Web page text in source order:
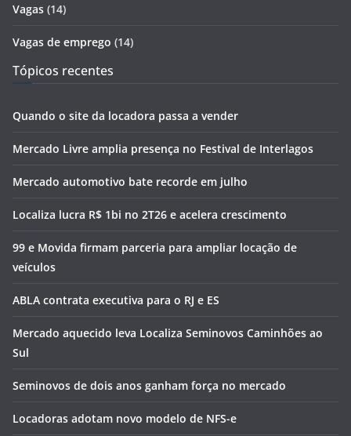
Vagas (14)
Vagas de emprego (14)
Tópicos recentes
Quando o site da locadora passa a vender
Mercado Livre amplia presença no Festival de Interlagos
Mercado automotivo bate recorde em julho
Localiza lucra R$ 1bi no 2T26 e acelera crescimento
99 e Movida firmam parceria para ampliar locação de
veículos
ABLA contrata executiva para o RJ e ES
Mercado aquecido leva Localiza Seminovos Caminhões ao
Sul
Seminovos de dois anos ganham força no mercado
Locadoras adotam novo modelo de NFS-e